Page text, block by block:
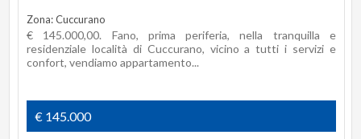
Zona: Cuccurano
€ 145.000,00. Fano, prima periferia, nella tranquilla e
residenziale località di Cuccurano, vicino a tutti i servizi e
confort, vendiamo appartamento...
€ 145.000